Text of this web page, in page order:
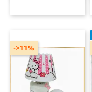
->11%